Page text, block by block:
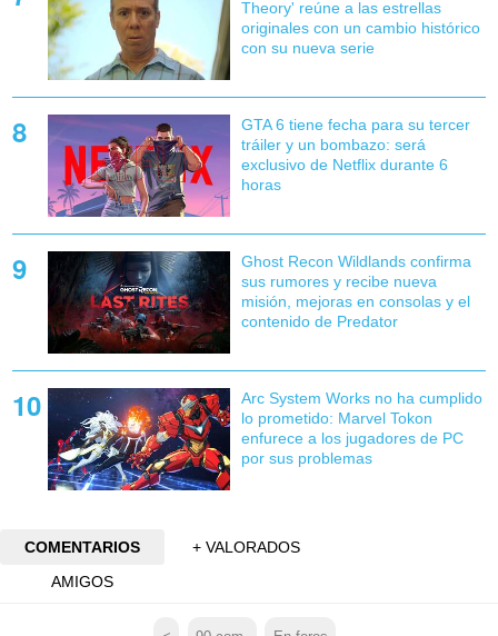
Theory' reúne a las estrellas
originales con un cambio histórico
con su nueva serie
GTA 6 tiene fecha para su tercer
tráiler y un bombazo: será
exclusivo de Netflix durante 6
horas
Ghost Recon Wildlands confirma
sus rumores y recibe nueva
misión, mejoras en consolas y el
contenido de Predator
Arc System Works no ha cumplido
lo prometido: Marvel Tokon
enfurece a los jugadores de PC
por sus problemas
COMENTARIOS
+ VALORADOS
AMIGOS